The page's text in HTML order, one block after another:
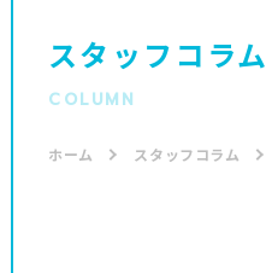
スタッフコラム
COLUMN
ホーム スタッフコラム